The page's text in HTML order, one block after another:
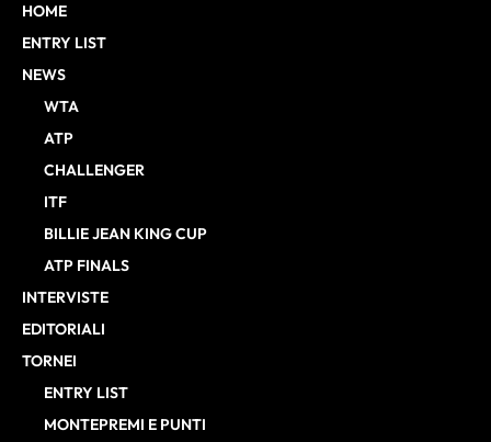
HOME
ENTRY LIST
NEWS
WTA
ATP
CHALLENGER
ITF
BILLIE JEAN KING CUP
ATP FINALS
INTERVISTE
EDITORIALI
TORNEI
ENTRY LIST
MONTEPREMI E PUNTI